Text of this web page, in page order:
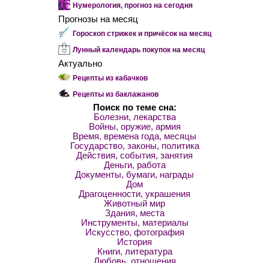
Нумерология, прогноз на сегодня
Прогнозы на месяц
Гороскоп стрижек и причёсок на месяц
Лунный календарь покупок на месяц
Актуально
Рецепты из кабачков
Рецепты из баклажанов
Поиск по теме сна:
Болезни, лекарства
Войны, оружие, армия
Время, времена года, месяцы
Государство, законы, политика
Действия, события, занятия
Деньги, работа
Документы, бумаги, награды
Дом
Драгоценности, украшения
Животный мир
Здания, места
Инструменты, материалы
Искусство, фотография
История
Книги, литература